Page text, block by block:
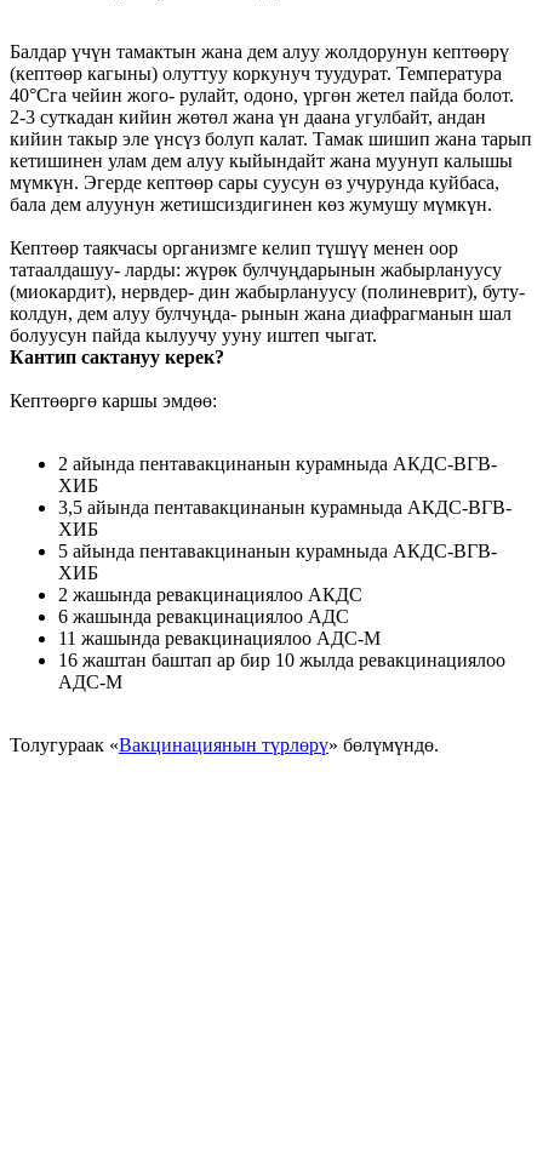
Балдар үчүн тамактын жана дем алуу жолдорунун кептөөрү
(кептөөр кагыны) олуттуу коркунуч туудурат. Температура
40°Сга чейин жого- рулайт, одоно, үргөн жетел пайда болот.
2-3 суткадан кийин жөтөл жана үн даана угулбайт, андан
кийин такыр эле үнсүз болуп калат. Тамак шишип жана тарып
кетишинен улам дем алуу кыйындайт жана муунуп калышы
мүмкүн. Эгерде кептөөр сары суусун өз учурунда куйбаса,
бала дем алуунун жетишсиздигинен көз жумушу мүмкүн.
Кептөөр таякчасы организмге келип түшүү менен оор
татаалдашуу- ларды: жүрөк булчуңдарынын жабырлануусу
(миокардит), нервдер- дин жабырлануусу (полиневрит), буту-
колдун, дем алуу булчуңда- рынын жана диафрагманын шал
болуусун пайда кылуучу ууну иштеп чыгат.
Кантип сактануу керек?
Кептөөргө каршы эмдөө:
2 айында пентавакцинанын курамныда АКДС-ВГВ-
ХИБ
3,5 айында пентавакцинанын курамныда АКДС-ВГВ-
ХИБ
5 айында пентавакцинанын курамныда АКДС-ВГВ-
ХИБ
2 жашында ревакцинациялоо АКДС
6 жашында ревакцинациялоо АДС
11 жашында ревакцинациялоо АДС-М
16 жаштан баштап ар бир 10 жылда ревакцинациялоо
АДС-М
Толугураак «Вакцинациянын түрлөрү» бөлүмүндө.